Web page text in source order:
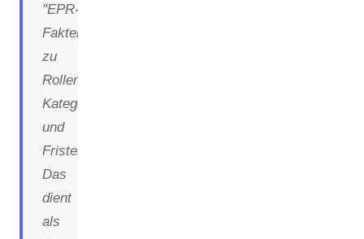
"EPR-
Faktenkarte"
zu
Rollen,
Kategorien
und
Fristen.
Das
dient
als